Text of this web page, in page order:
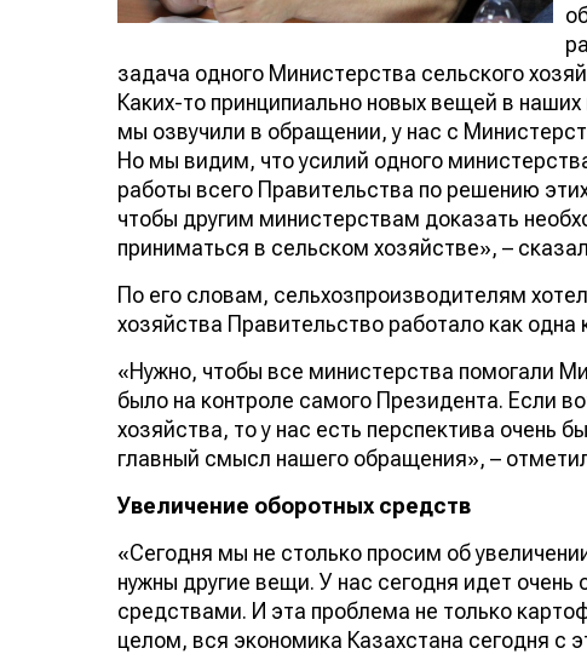
задача одного Министерства сельского
Каких-то принципиально новых вещей в
мы озвучили в обращении, у нас с
Но мы видим, что усилий одного
работы всего Правительства по решению
чтобы другим министерствам доказать
приниматься в сельском хозяйстве», –
По его словам, сельхозпроизводителям
хозяйства Правительство работало как одна
«Нужно, чтобы все министерства помогали
было на контроле самого Президента. Если
хозяйства, то у нас есть перспектива очень
главный смысл нашего обращения», –
Увеличение оборотных средств
«Сегодня мы не столько просим об
нужны другие вещи. У нас сегодня идет
средствами. И эта проблема не только
целом, вся экономика Казахстана сегодня с